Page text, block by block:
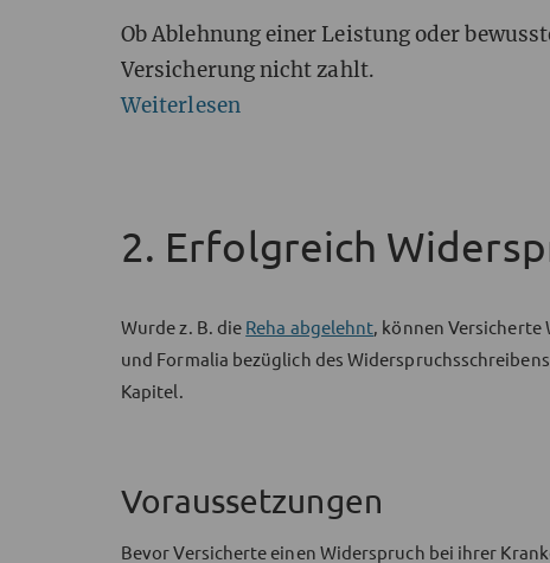
Ob Ablehnung einer Leistung oder
Versicherung nicht zahlt.
Weiterlesen
2. Erfolgreich
Wurde z. B. die Reha abgelehnt , können
und Formalia bezüglich des
Kapitel.
Voraussetzungen
Bevor Versicherte einen Widerspruch bei ihrer